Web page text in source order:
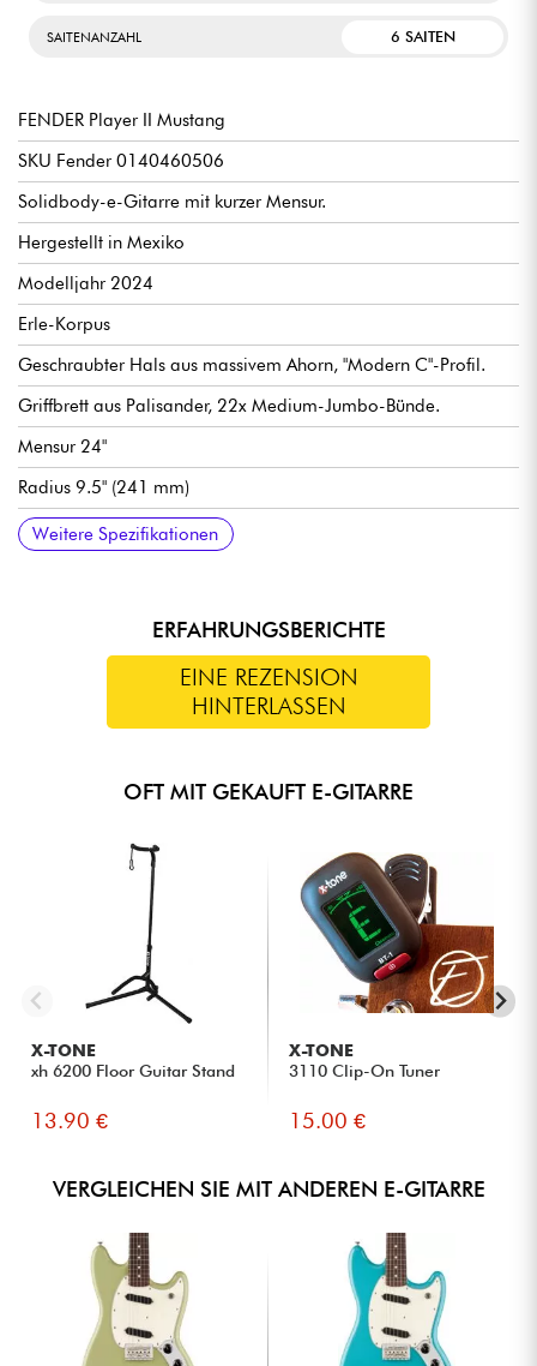
SAITENANZAHL 6 SAITEN
FENDER Player II Mustang
SKU Fender 0140460506
Solidbody-e-Gitarre mit kurzer Mensur.
Hergestellt in Mexiko
Modelljahr 2024
Erle-Korpus
Geschraubter Hals aus massivem Ahorn, "Modern C"-Profil.
Griffbrett aus Palisander, 22x Medium-Jumbo-Bünde.
Mensur 24"
Radius 9.5" (241 mm)
Hals Breite 1. Bund 1.685" (42.8 mm)
Single-coil Tonabnehmer Fender Player Series Single-Coil
Alnico 5
Allgemeine Lautstärke
Allgemeiner Ton
3-fach Tonabnehmerwahlschalter
Steg Fender 6-Saddle Strings-Through-Body Tele
stimmmechaniken Fender ClassicGear
Hochglanz Polyester Korpus Finish
Hals Urethan-Satin-Finish
Empfohlene Saitenstärken (Standard Tuning): 9.46, 10.46
Weitere Spezifikationen
ERFAHRUNGSBERICHTE
EINE REZENSION
HINTERLASSEN
OFT MIT GEKAUFT E-GITARRE
X-TONE
xh 6200 Floor Guitar Stand
13.90 €
X-TONE
3110 Clip-On Tuner
15.00 €
VERGLEICHEN SIE MIT ANDEREN E-GITARRE